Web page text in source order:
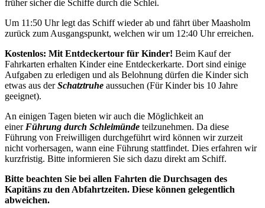
früher sicher die Schiffe durch die Schlei.
Um 11:50 Uhr legt das Schiff wieder ab und fährt über Maasholm
zurück zum Ausgangspunkt, welchen wir um 12:40 Uhr erreichen.
Kostenlos: Mit Entdeckertour für Kinder! Beim Kauf der
Fahrkarten erhalten Kinder eine Entdeckerkarte. Dort sind einige
Aufgaben zu erledigen und als Belohnung dürfen die Kinder sich
etwas aus derSchatztruhe aussuchen (Für Kinder bis 10 Jahre
geeignet).
An einigen Tagen bieten wir auch die Möglichkeit an
einer Führung durch Schleimünde teilzunehmen. Da diese
Führung von Freiwilligen durchgeführt wird können wir zurzeit
nicht vorhersagen, wann eine Führung stattfindet. Dies erfahren wir
kurzfristig. Bitte informieren Sie sich dazu direkt am Schiff.
Bitte beachten Sie bei allen Fahrten die Durchsagen des
Kapitäns zu den Abfahrtzeiten. Diese können gelegentlich
abweichen.